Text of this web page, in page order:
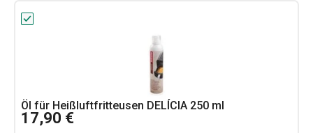
Öl für Heißluftfritteusen DELÍCIA 250 ml
17,90 €